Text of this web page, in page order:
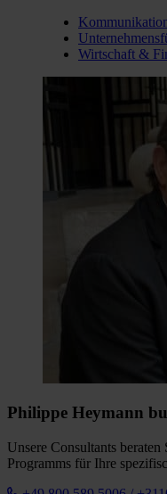
Wirtschaft &
Philippe Heymann
Unsere Consultants
Programms für Ihre